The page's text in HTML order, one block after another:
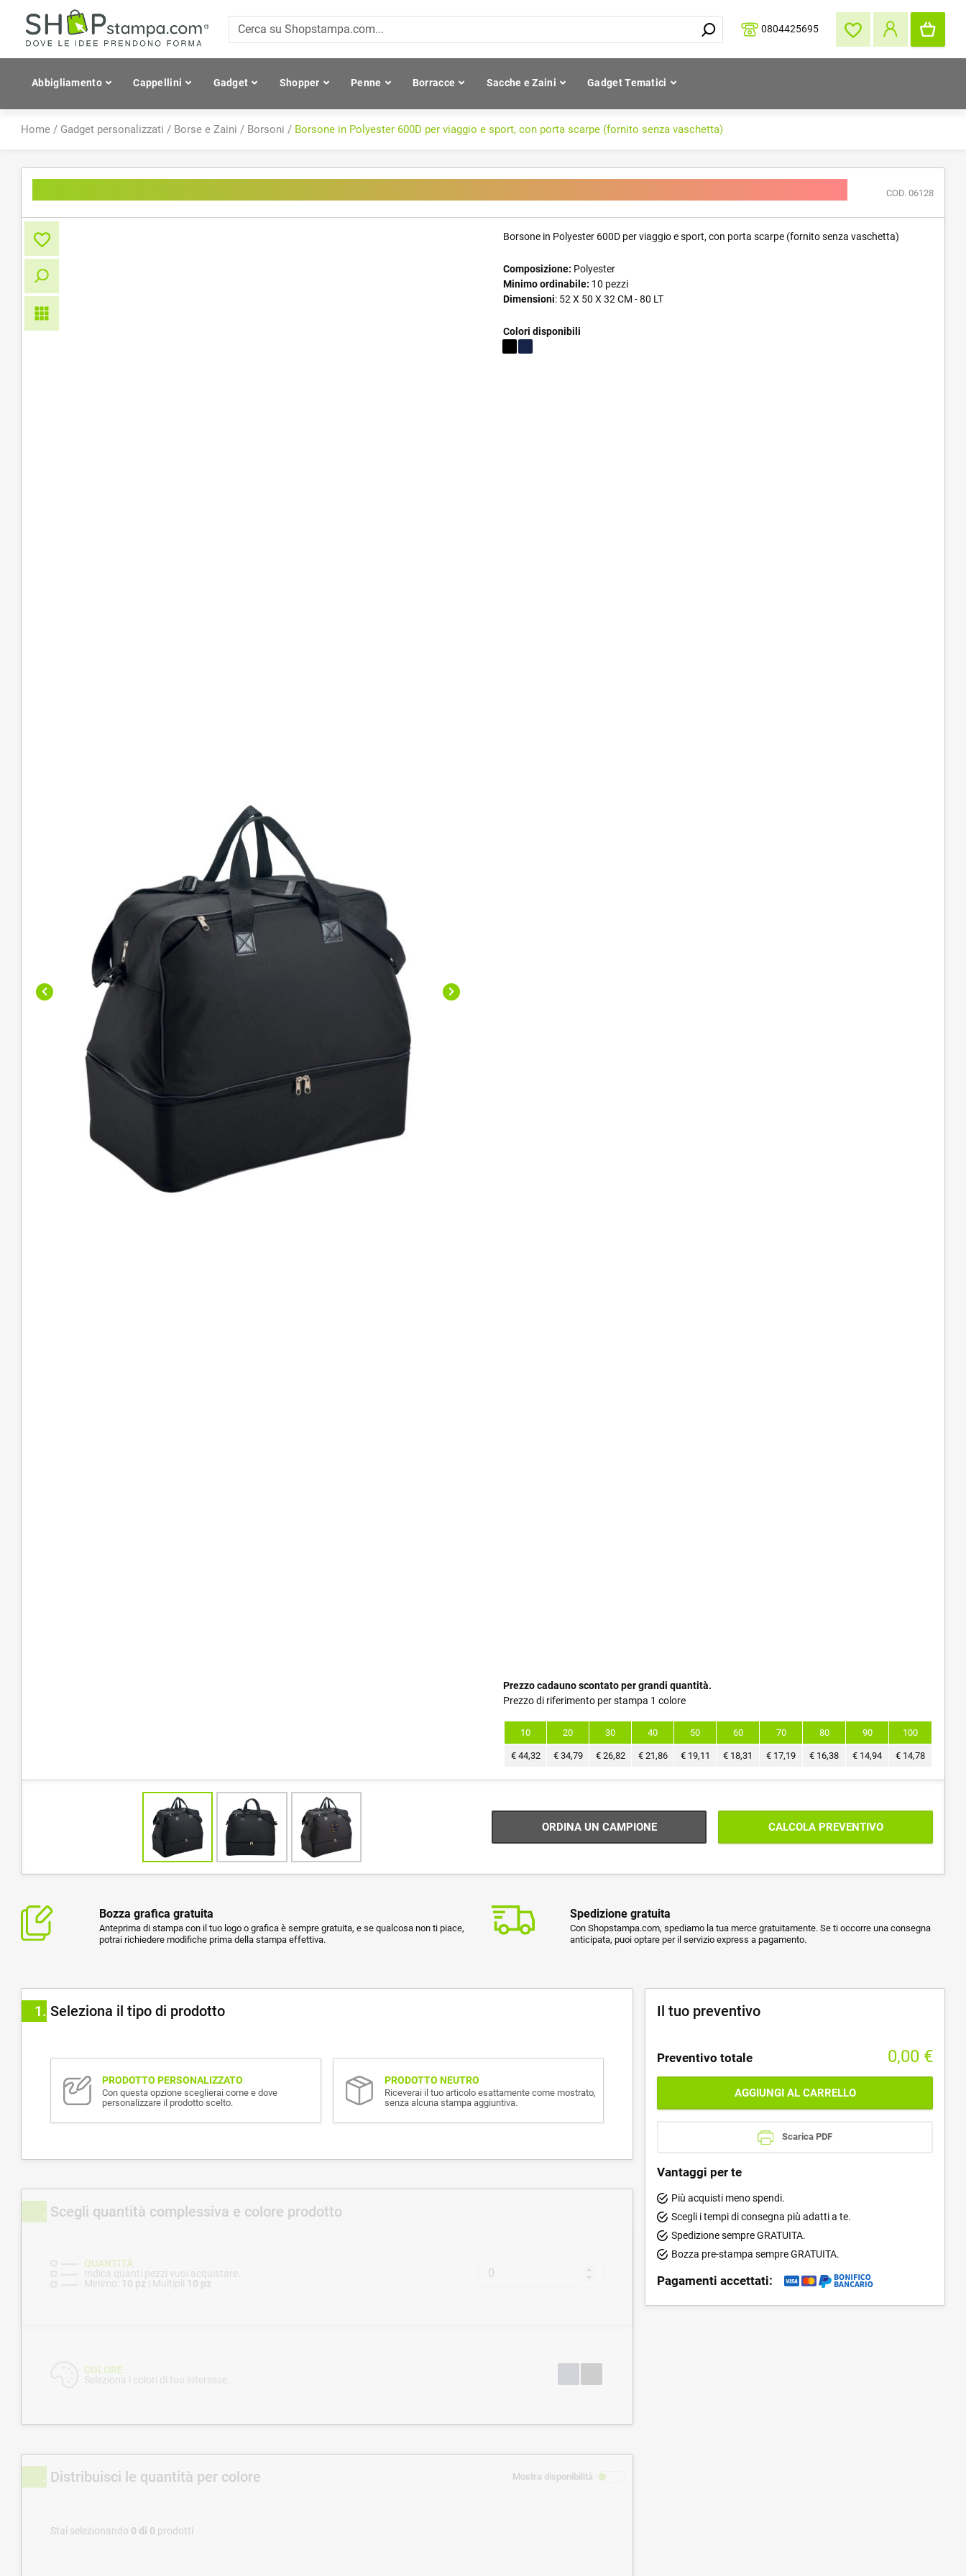
0804425695
Abbigliamento Cappellini Gadget Shopper Penne Borracce Sacche e Zaini Gadget Tematici
Home / Gadget personalizzati / Borse e Zaini / Borsoni / Borsone in Polyester 600D per viaggio e sport, con porta scarpe (fornito senza vaschetta)
COD. 06128
Borsone in Polyester 600D per viaggio e sport, con porta scarpe (fornito senza vaschetta)
Composizione: Polyester
Minimo ordinabile: 10 pezzi
Dimensioni: 52 X 50 X 32 CM - 80 LT
Colori disponibili
Prezzo cadauno scontato per grandi quantità.
Prezzo di riferimento per stampa 1 colore
10 20 30 40 50 60 70 80 90 100
€ 44,32 € 34,79 € 26,82 € 21,86 € 19,11 € 18,31 € 17,19 € 16,38 € 14,94 € 14,78
ORDINA UN CAMPIONE CALCOLA PREVENTIVO
Bozza grafica gratuita
Anteprima di stampa con il tuo logo o grafica è sempre gratuita, e se qualcosa non ti piace,
potrai richiedere modifiche prima della stampa effettiva.
Spedizione gratuita
Con Shopstampa.com, spediamo la tua merce gratuitamente. Se ti occorre una consegna
anticipata, puoi optare per il servizio express a pagamento.
1 Seleziona il tipo di prodotto
PRODOTTO PERSONALIZZATO
Con questa opzione sceglierai come e dove
personalizzare il prodotto scelto.
PRODOTTO NEUTRO
Riceverai il tuo articolo esattamente come mostrato,
senza alcuna stampa aggiuntiva.
Scegli quantità complessiva e colore prodotto
QUANTITÀ
Indica quanti pezzi vuoi acquistare.
Minimo: 10 pz | Multipli 10 pz
COLORE
Seleziona i colori di tuo interesse.
Distribuisci le quantità per colore Mostra disponibilità
Stai selezionando 0 di 0 prodotti
Il tuo preventivo
Preventivo totale 0,00 €
AGGIUNGI AL CARRELLO
Scarica PDF
Vantaggi per te
Più acquisti meno spendi.
Scegli i tempi di consegna più adatti a te.
Spedizione sempre GRATUITA.
Bozza pre-stampa sempre GRATUITA.
Pagamenti accettati: